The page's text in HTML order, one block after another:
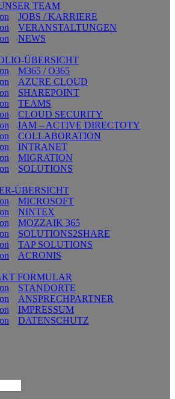
TEAM
JOBS / KARRIERE
VERANSTALTUNGEN
NEWS
ÜBERSICHT
M365 / O365
AZURE CLOUD
SHAREPOINT
TEAMS
CLOUD SECURITY
IAM – ACTIVE DIRECTOTY
COLLABORATION
INTRANET
MIGRATION
SOLUTIONS
ÜBERSICHT
MICROSOFT
NINTEX
MOZZAIK 365
SOLUTIONS2SHARE
TAP SOLUTIONS
ACRONIS
FORMULAR
STANDORTE
ANSPRECHPARTNER
IMPRESSUM
DATENSCHUTZ